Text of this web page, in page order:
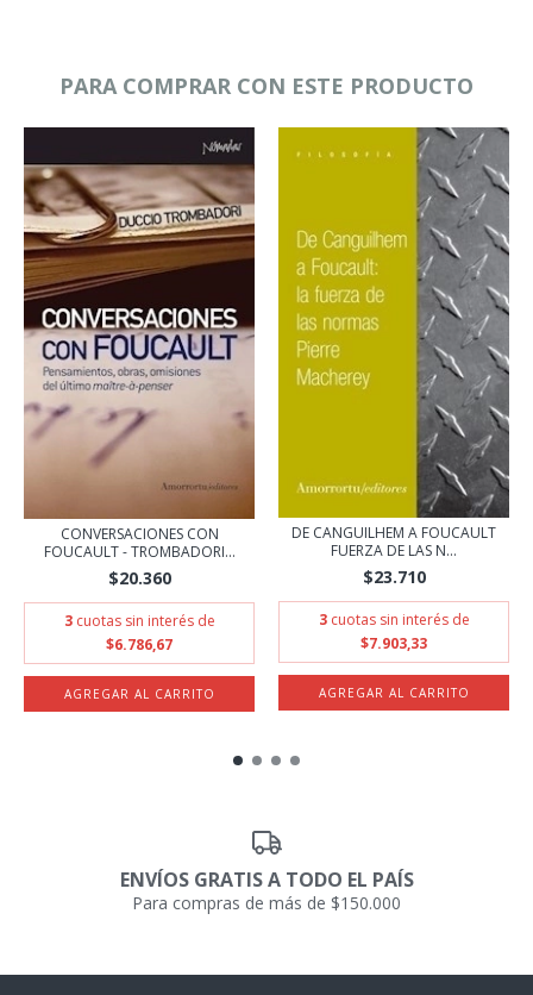
PARA COMPRAR CON ESTE PRODUCTO
CONVERSACIONES CON
FOUCAULT - TROMBADORI...
$20.360
3 cuotas sin interés de
$6.786,67
DE CANGUILHEM A FOUCAULT
FUERZA DE LAS N...
$23.710
3 cuotas sin interés de
$7.903,33
ENVÍOS GRATIS A TODO EL PAÍS
Para compras de más de $150.000